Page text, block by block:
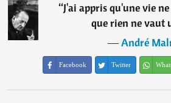
“J'ai appris qu'une vie
que rien ne vaut
―André
Facebook Twitter